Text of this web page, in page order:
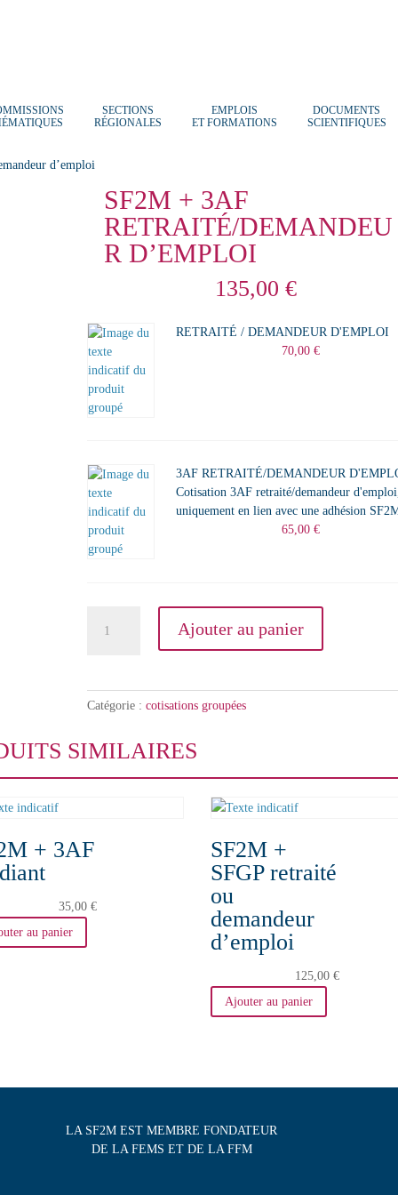
SECTIONS
RÉGIONALES
EMPLOIS
ET FORMATIONS
DOCUMENTS
SCIENTIFIQUES
d’emploi
SF2M + 3AF
RETRAITÉ/DEMANDEU
R D’EMPLOI
135,00€
RETRAITÉ / DEMANDEUR D'EMPLOI
70,00 €
3AF RETRAITÉ/DEMANDEUR
Cotisation 3AF retraité/demandeur
uniquement en lien avec une adhésion
65,00 €
3AF
retraité/demandeur
Ajouter au panier
Catégorie :cotisations groupées
SIMILAIRES
+ 3AF
35,00 €
au panier
SF2M +
SFGP retraité
ou
demandeur
d’emploi
125,00 €
Ajouter au panier
LA SF2M EST MEMBRE FONDATEUR
DE LA FEMS ET DE LA FFM